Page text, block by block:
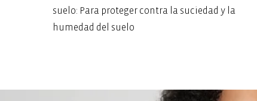
suelo: Para proteger contra la suciedad y la
humedad del suelo